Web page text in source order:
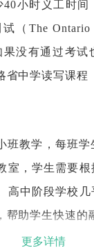
小时义工时间
（The Ontario
果没有通过考试
省中学读写课程
班教学，每班学
室，学生需要
高中阶段学校
帮助学生快速的
更多详情